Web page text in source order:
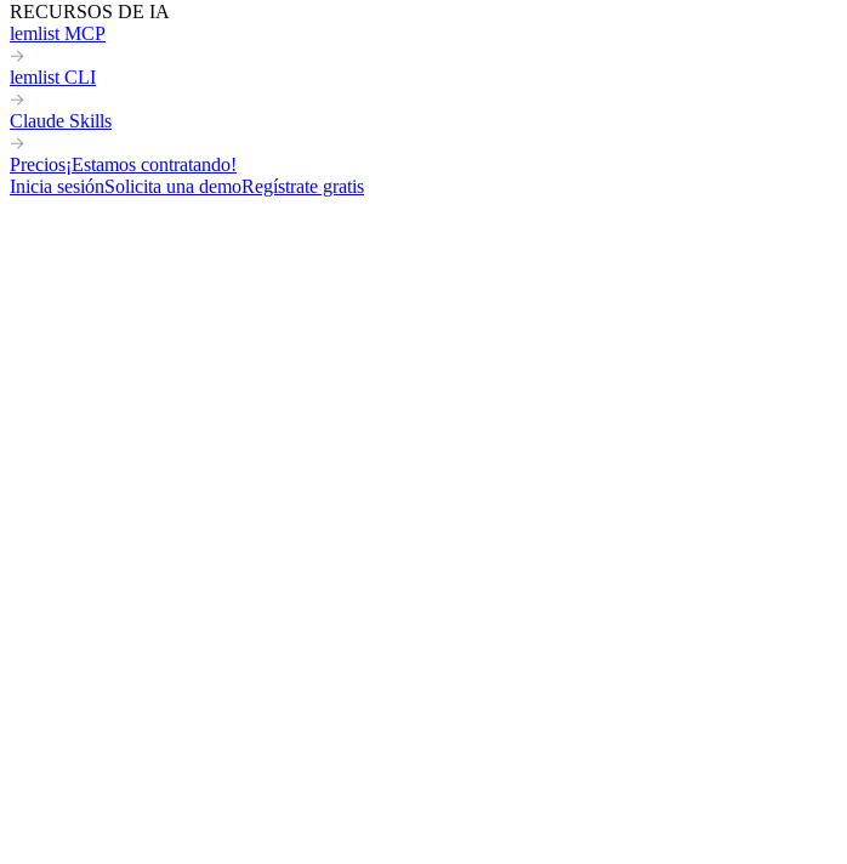
RECURSOS DE IA
lemlist MCP
lemlist CLI
Claude Skills
Precios¡Estamos contratando!
Inicia sesiónSolicita una demoRegístrate gratis